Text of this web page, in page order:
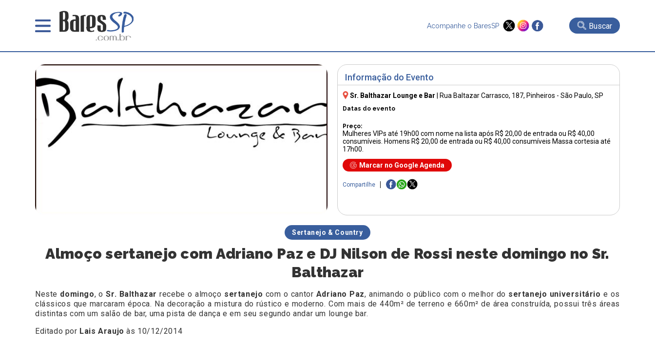
Acompanhe o BaresSP Buscar
Informação do Evento
Sr. Balthazar Lounge e Bar Rua Baltazar Carrasco, 187, Pinheiros - São Paulo, SP
Datas do evento
Preço:
Mulheres VIPs até 19h00 com nome na lista após R$ 20,00 de entrada ou R$ 40,00
consumíveis. Homens R$ 20,00 de entrada ou R$ 40,00 consumíveis Massa cortesia até
17h00.
Marcar no Google Agenda
Compartilhe
Sertanejo & Country
Almoço sertanejo com Adriano Paz e DJ Nilson de Rossi neste domingo no Sr.
Balthazar
Neste domingo, oSr. Balthazarrecebe o almoço sertanejo com o cantor Adriano Paz, animando o público com o melhor do sertanejo universitário e os
clássicos que marcaram época. Na decoração a mistura do rústico e moderno. Com mais de 440m² de terreno e 660m² de área construída, possui três áreas
distintas com um salão de bar, uma pista de dança e em seu segundo andar um lounge bar.
Editado por Lais Araujo às 10/12/2014